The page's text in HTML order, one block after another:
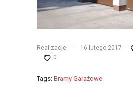
Realizacje 16 lutego 2017
0
Tags: Bramy Garażowe